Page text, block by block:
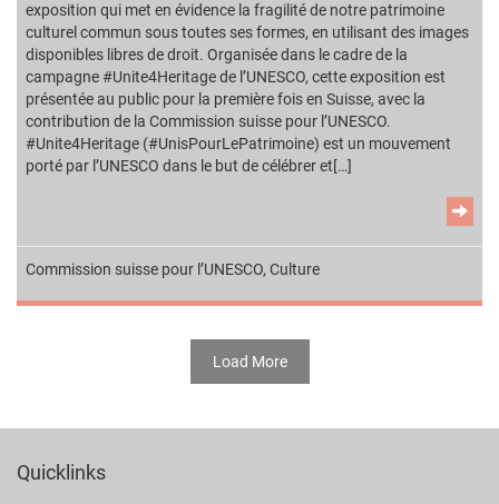
exposition qui met en évidence la fragilité de notre patrimoine
culturel commun sous toutes ses formes, en utilisant des images
disponibles libres de droit. Organisée dans le cadre de la
campagne #Unite4Heritage de l’UNESCO, cette exposition est
présentée au public pour la première fois en Suisse, avec la
contribution de la Commission suisse pour l’UNESCO.
#Unite4Heritage (#UnisPourLePatrimoine) est un mouvement
porté par l’UNESCO dans le but de célébrer et[…]
Commission suisse pour l’UNESCO, Culture
Load More
Quicklinks